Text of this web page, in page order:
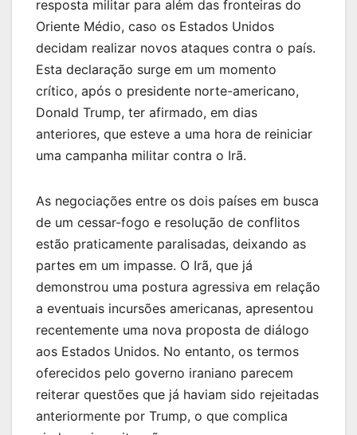
resposta militar para além das fronteiras do
Oriente Médio, caso os Estados Unidos
decidam realizar novos ataques contra o país.
Esta declaração surge em um momento
crítico, após o presidente norte-americano,
Donald Trump, ter afirmado, em dias
anteriores, que esteve a uma hora de reiniciar
uma campanha militar contra o Irã.
As negociações entre os dois países em busca
de um cessar-fogo e resolução de conflitos
estão praticamente paralisadas, deixando as
partes em um impasse. O Irã, que já
demonstrou uma postura agressiva em relação
a eventuais incursões americanas, apresentou
recentemente uma nova proposta de diálogo
aos Estados Unidos. No entanto, os termos
oferecidos pelo governo iraniano parecem
reiterar questões que já haviam sido rejeitadas
anteriormente por Trump, o que complica